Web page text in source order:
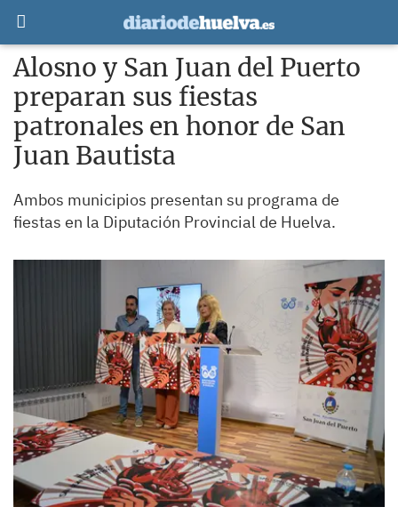
Alosno y San Juan del Puerto
preparan sus fiestas
patronales en honor de San
Juan Bautista
Ambos municipios presentan su programa de
fiestas en la Diputación Provincial de Huelva.